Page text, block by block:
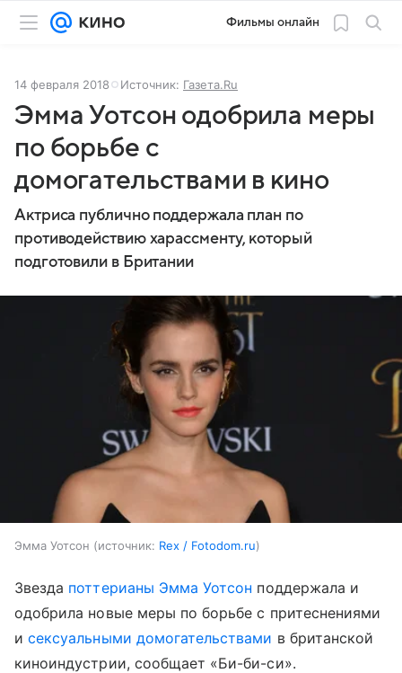
Фильмы онлайн
14 февраля 2018 Источник: Газета.Ru
Эмма Уотсон одобрила меры
по борьбе с
домогательствами в кино
Актриса публично поддержала план по
противодействию харассменту, который
подготовили в Британии
Эмма Уотсон источник: Rex / Fotodom.ru
Звезда поттерианы Эмма Уотсон поддержала и
одобрила новые меры по борьбе с притеснениями
исексуальными домогательствами в британской
киноиндустрии, сообщает «Би-би-си».